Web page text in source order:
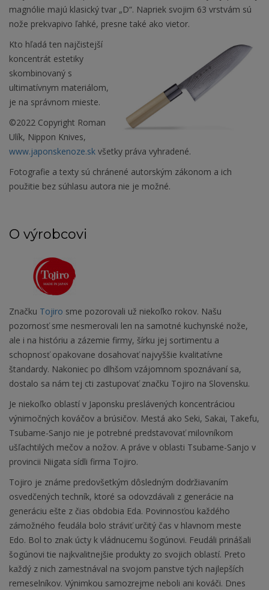
magnólie majú klasický tvar „D“. Napriek svojim 63 vrstvám sú
nože prekvapivo ľahké, presne také ako vietor.
Kto hľadá ten najčistejší
koncentrát estetiky
skombinovaný s
ultimatívnym materiálom,
je na správnom mieste.
©2022 Copyright Roman
Ulík, Nippon Knives,
www.japonskenoze.sk všetky práva vyhradené.
Fotografie a texty sú chránené autorským zákonom a ich
použitie bez súhlasu autora nie je možné.
O výrobcovi
Značku Tojiro sme pozorovali už niekoľko rokov. Našu
pozornosť sme nesmerovali len na samotné kuchynské nože,
ale i na históriu a zázemie firmy, šírku jej sortimentu a
schopnosť opakovane dosahovať najvyššie kvalitatívne
štandardy. Nakoniec po dlhšom vzájomnom spoznávaní sa,
dostalo sa nám tej cti zastupovať značku Tojiro na Slovensku.
Je niekoľko oblastí v Japonsku preslávených koncentráciou
výnimočných kováčov a brúsičov. Mestá ako Seki, Sakai, Takefu,
Tsubame-Sanjo nie je potrebné predstavovať milovníkom
ušľachtilých mečov a nožov. A práve v oblasti Tsubame-Sanjo v
provincii Niigata sídli firma Tojiro.
Tojiro je známe predovšetkým dôsledným dodržiavaním
osvedčených techník, ktoré sa odovzdávali z generácie na
generáciu ešte z čias obdobia Eda. Povinnosťou každého
zámožného feudála bolo stráviť určitý čas v hlavnom meste
Edo. Bol to znak úcty k vládnucemu šogúnovi. Feudáli prinášali
šogúnovi tie najkvalitnejšie produkty zo svojich oblastí. Preto
každý z nich zamestnával na svojom panstve tých najlepších
remeselníkov. Výnimkou samozrejme neboli ani kováči. Dnes